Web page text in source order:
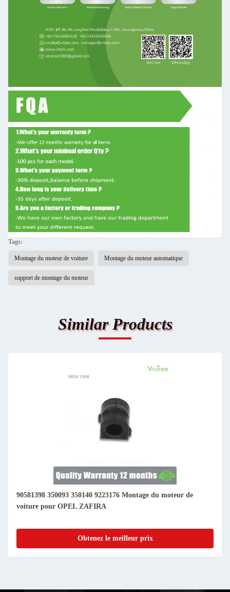
Tags:
Montage du moteur de voiture Montage du moteur automatique
support de montage du moteur
Similar Products
90581398 350093 350140 9223176 Montage du moteur de
voiture pour OPEL ZAFIRA
Obtenez le meilleur prix